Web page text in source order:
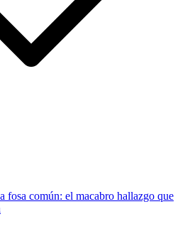
fosa común: el macabro hallazgo que